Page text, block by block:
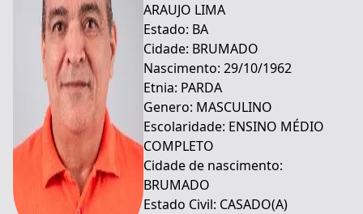
ARAUJO LIMA
Estado: BA
Cidade: BRUMADO
Nascimento: 29/10/1962
Etnia: PARDA
Genero: MASCULINO
Escolaridade: ENSINO MÉDIO
COMPLETO
Cidade de nascimento:
BRUMADO
Estado Civil: CASADO(A)